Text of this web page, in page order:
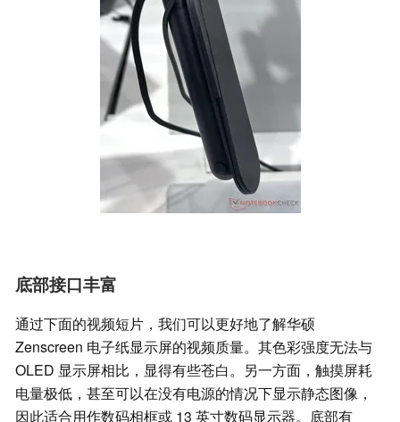
底部接口丰富
通过下面的视频短片，我们可以更好地了解华硕
Zenscreen 电子纸显示屏的视频质量。其色彩强度无法与
OLED 显示屏相比，显得有些苍白。另一方面，触摸屏耗
电量极低，甚至可以在没有电源的情况下显示静态图像，
因此适合用作数码相框或 13 英寸数码显示器。底部有